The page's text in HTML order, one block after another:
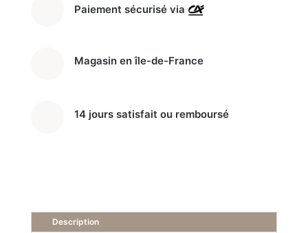
Paiement sécurisé via
Magasin en île-de-France
14 jours satisfait ou remboursé
Description